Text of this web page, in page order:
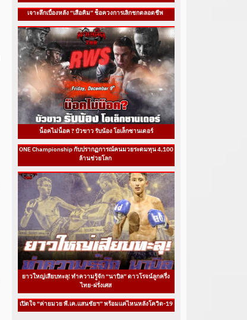
เจาะลึกเบื้องหลัง “เสือคิม” ช็อควงการเลิกชกตลอดชีพ
น็อคไม่น็อค ? บัวขาว รับน้อง โอเล็กซานเดอร์
ONE Championship กับปรากฏการณ์คนมวยระดมทุน 4,100
ล้านช่วยโลก
ยาวใหญ่เสียบทะลุ! ทำความรู้จัก “นาบิล” ดาวโรจน์ลูกครึ่ง
ไทย-ฝรั่งเศส
เปิดใจ “ค่ายมวย พี.เค.แสนชัยฯ” พร้อมแค่ไหนหลังโควิด-19